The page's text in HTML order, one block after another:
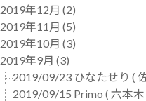
2019年12月 (2)
2019年11月 (5)
2019年10月 (3)
2019年9月 (3)
2019/09/23 ひなたせり (
2019/09/15 Primo ( 六本木